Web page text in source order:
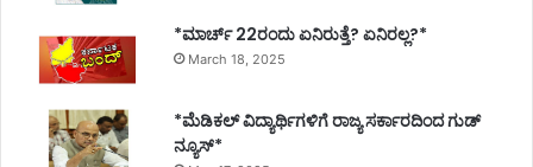
*ಮಾರ್ಚ್ 22ರಂದು ಏನಿರುತ್ತೆ? ಏನಿರಲ್ಲ?*
March 18, 2025
*ಮೆಡಿಕಲ್ ವಿದ್ಯಾರ್ಥಿಗಳಿಗೆ ರಾಜ್ಯ ಸರ್ಕಾರದಿಂದ ಗುಡ್
ನ್ಯೂಸ್*